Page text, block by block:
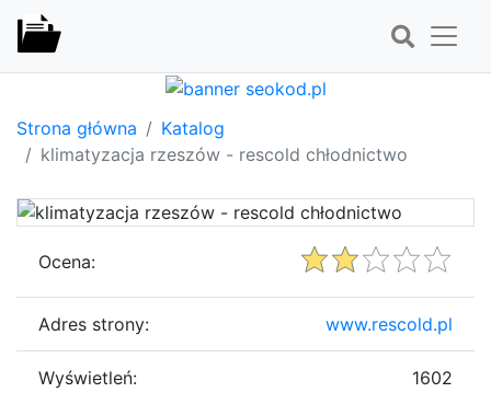
Strona główna
Katalog
klimatyzacja rzeszów - rescold chłodnictwo
Ocena:
Adres strony: www.rescold.pl
Wyświetleń: 1602